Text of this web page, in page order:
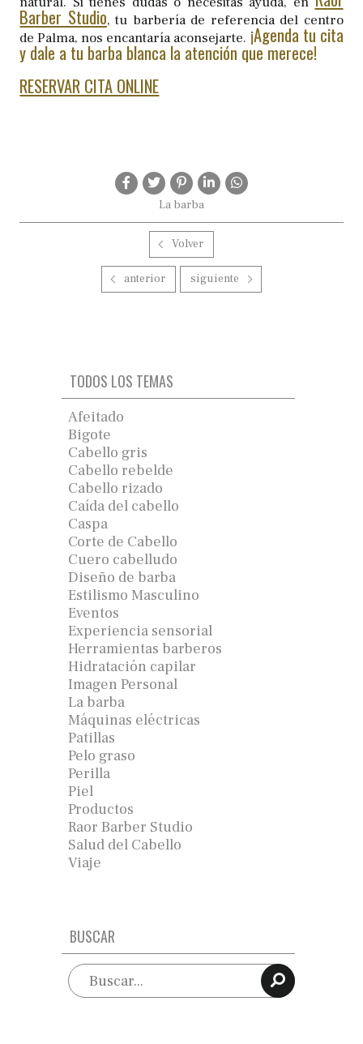
Barber Studio, tu barbería de referencia del centro
de Palma, nos encantaría aconsejarte. ¡Agenda tu cita
y dale a tu barba blanca la atención que merece!
RESERVAR CITA ONLINE
La barba
Volver
anterior siguiente
TODOS LOS TEMAS
Afeitado
Bigote
Cabello gris
Cabello rebelde
Cabello rizado
Caída del cabello
Caspa
Corte de Cabello
Cuero cabelludo
Diseño de barba
Estilismo Masculino
Eventos
Experiencia sensorial
Herramientas barberos
Hidratación capilar
Imagen Personal
La barba
Máquinas eléctricas
Patillas
Pelo graso
Perilla
Piel
Productos
Raor Barber Studio
Salud del Cabello
Viaje
BUSCAR